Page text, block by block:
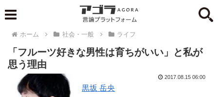
ホーム 社会・一般 ライフ
「フルーツ好きな男性は育ちがいい」と私が
思う理由
黒坂 岳央
2017.08.15 06:00